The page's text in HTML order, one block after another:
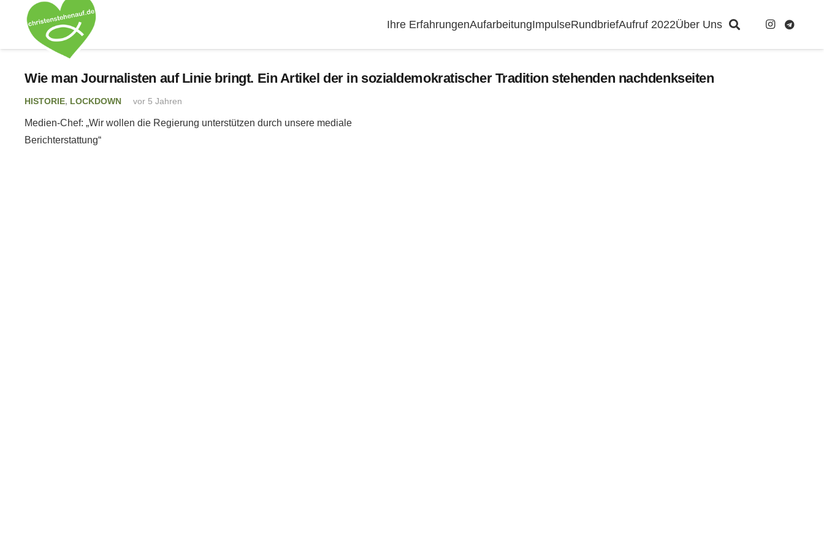
Ihre ErfahrungenAufarbeitungImpulseRundbriefAufruf 2022Über Uns
Wie man Journalisten auf Linie bringt. Ein Artikel der in sozialdemokratischer Tradition stehenden nachdenkseiten
HISTORIE, LOCKDOWN vor 5 Jahren
Medien-Chef: „Wir wollen die Regierung unterstützen durch unsere mediale
Berichterstattung“